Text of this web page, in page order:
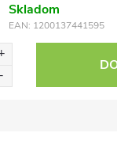
Skladom
EAN: 1200137441595